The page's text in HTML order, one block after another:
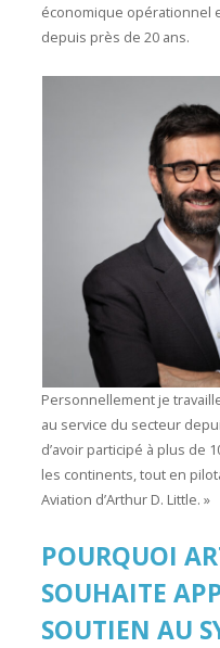
économique opérationnel
depuis près de 20 ans.
Personnellement je
au service du secteur
d’avoir participé à plus de
les continents, tout en
Aviation d’Arthur D. Little. »
POURQUOI
SOUHAITE
SOUTIEN AU